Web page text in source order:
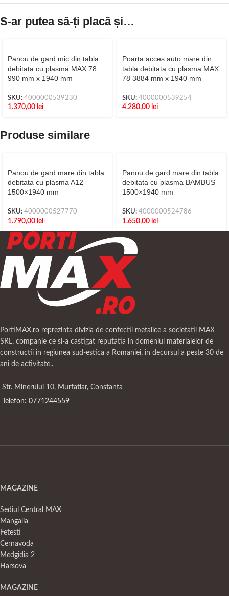
S-ar putea să-ți placă și…
Panou de gard mic din tabla
debitata cu plasma MAX 78
990 mm x 1940 mm
SKU: 4000000539230
1.370,00 lei
Poarta acces auto mare din
tabla debitata cu plasma MAX
78 3884 mm x 1940 mm
SKU: 4000000539254
4.280,00 lei
Produse similare
Panou de gard mare din tabla
debitata cu plasma A12
1500×1940 mm
SKU: 4000000527770
1.790,00 lei
Panou de gard mare din tabla
debitata cu plasma BAMBUS
1500×1940 mm
SKU: 4000000524786
1.650,00 lei
PortiMAX.ro reprezinta divizia de confectii metalice a societatii MAX
SRL, companie ce si-a castigat reputatia in domeniul materialelor de
constructii in regiunea sud-estica a Romaniei, in decursul a peste 30 de
ani de activitate..
Str. Minerului 10, Murfatlar, Constanta
Telefon: 0771244559
MAGAZINE
Sediul Central MAX
Mangalia
Fetesti
Cernavoda
Medgidia 2
Harsova
MAGAZINE